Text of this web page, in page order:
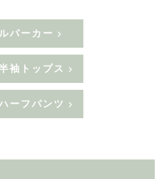
パーカー ›
袖トップス ›
ーフパンツ ›